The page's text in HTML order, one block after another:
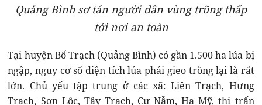
Quảng Bình sơ tán người dân vùng trũng thấp
tới nơi an toàn
Tại huyện Bố Trạch (Quảng Bình) có gần 1.500 ha lúa bị
ngập, nguy cơ số diện tích lúa phải gieo trồng lại là rất
lớn. Chủ yếu tập trung ở các xã: Liên Trạch, Hưng
Trạch, Sơn Lộc, Tây Trạch, Cự Nẫm, Hạ Mỹ, thị trấn